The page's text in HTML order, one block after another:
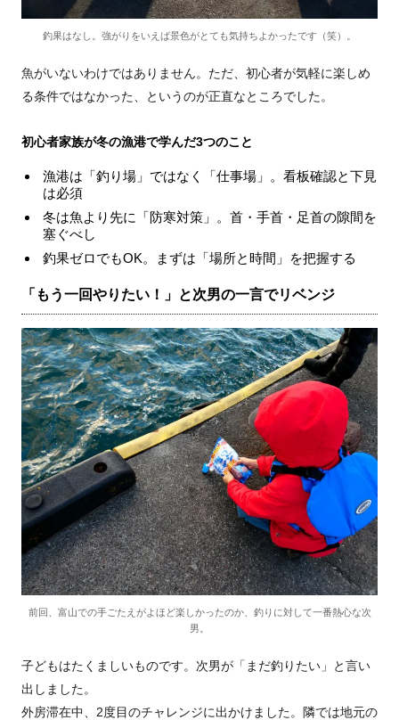
釣果はなし。強がりをいえば景色がとても気持ちよかったです（笑）。
魚がいないわけではありません。ただ、初心者が気軽に楽しめ
る条件ではなかった、というのが正直なところでした。
初心者家族が冬の漁港で学んだ3つのこと
漁港は「釣り場」ではなく「仕事場」。看板確認と下見
は必須
冬は魚より先に「防寒対策」。首・手首・足首の隙間を
塞ぐべし
釣果ゼロでもOK。まずは「場所と時間」を把握する
「もう一回やりたい！」と次男の一言でリベンジ
前回、富山での手ごたえがよほど楽しかったのか、釣りに対して一番熱心な次
男。
子どもはたくましいものです。次男が「まだ釣りたい」と言い
出しました。
外房滞在中、2度目のチャレンジに出かけました。隣では地元の